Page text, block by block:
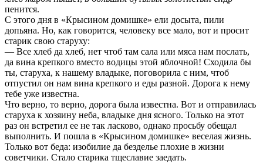
пенится.
С этого дня в «Крысином домишке» ели досыта, пили
допьяна. Но, как говорится, человеку все мало, вот и просит
старик свою старуху:
— Все хлеб да хлеб, нет чтоб там сала или мяса нам послать,
да вина крепкого вместо водицы этой яблочной! Сходила бы
ты, старуха, к нашему владыке, поговорила с ним, чтоб
отпустил он нам вина крепкого и еды разной. Дорога к нему
тебе уже известна.
Что верно, то верно, дорога была известна. Вот и отправилась
старуха к хозяину неба, владыке дня ясного. Только на этот
раз он встретил ее не так ласково, однако просьбу обещал
выполнить. И пошла в «Крысином домишке» веселая жизнь.
Только вот беда: изобилие да безделье плохие в жизни
советчики. Стало старика тщеславие заедать.